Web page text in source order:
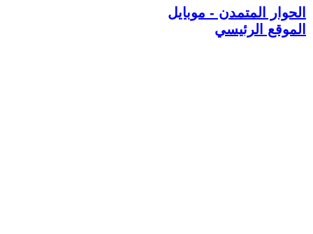
الحوار المتمدن - موبايل
الموقع الرئيسي